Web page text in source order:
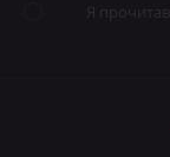
Я прочитав